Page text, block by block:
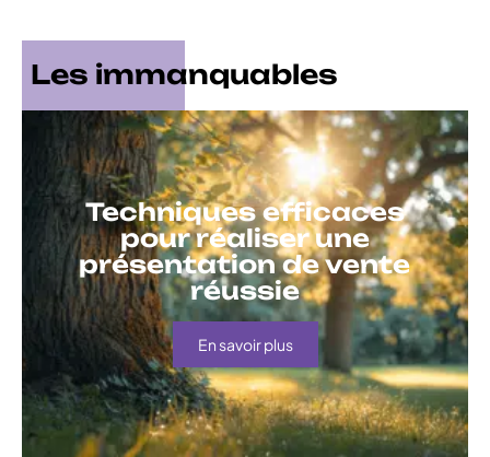
Les immanquables
Techniques efficaces
pour réaliser une
présentation de vente
réussie
En savoir plus